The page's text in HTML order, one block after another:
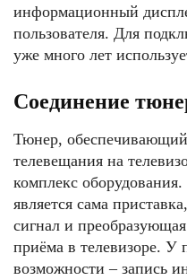
информационный
пользователя. Для
уже много лет
Соединение
Тюнер,
телевещания на
комплекс
является сама
сигнал и
приёма в телевизоре. У
возможности – запись